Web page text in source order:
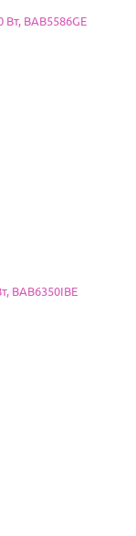
BAB5586GE
BAB6350IBE